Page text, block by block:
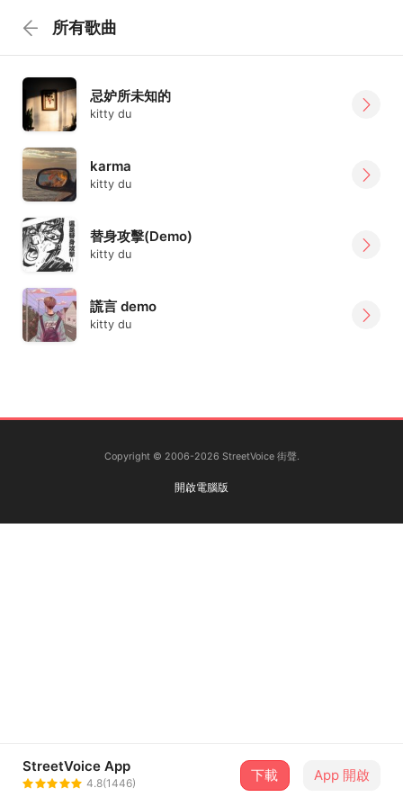
所有歌曲
忌妒所未知的
kitty du
karma
kitty du
替身攻擊(Demo)
kitty du
謊言 demo
kitty du
Copyright © 2006-2026 StreetVoice 街聲.
開啟電腦版
StreetVoice App
4.8(1446) 下載 App 開啟